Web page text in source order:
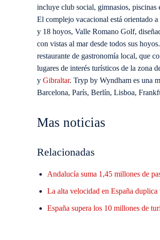
incluye club social, gimnasios, piscinas
El complejo vacacional está orientado
y 18 hoyos, Valle Romano Golf,
con vistas al mar desde todos sus
restaurante de gastronomía local, que
lugares de interés turísticos de la zona
y Gibraltar. Tryp by Wyndham es una
Barcelona, París, Berlín, Lisboa,
Mas noticias
Relacionadas
Andalucía suma 1,45 millones de
La alta velocidad en España
España supera los 10 millones de